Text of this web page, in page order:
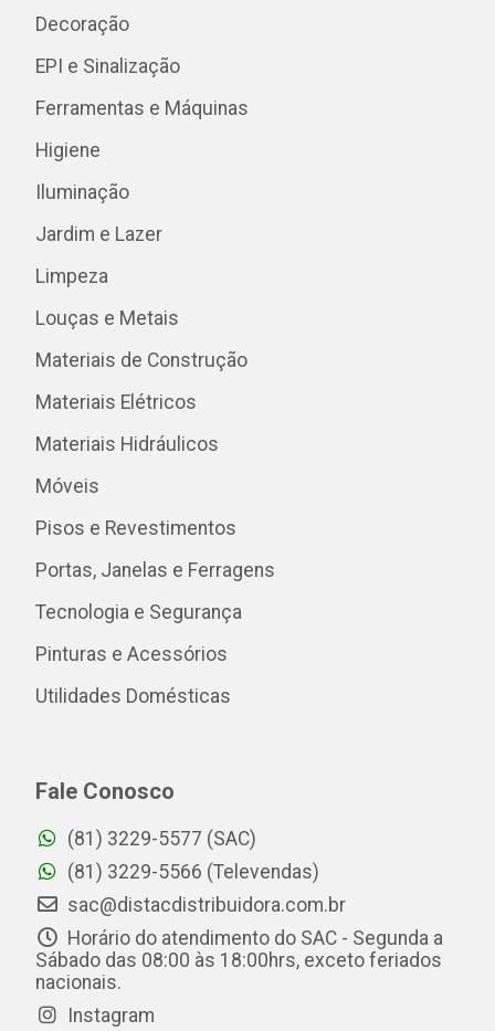
Decoração
EPI e Sinalização
Ferramentas e Máquinas
Higiene
Iluminação
Jardim e Lazer
Limpeza
Louças e Metais
Materiais de Construção
Materiais Elétricos
Materiais Hidráulicos
Móveis
Pisos e Revestimentos
Portas, Janelas e Ferragens
Tecnologia e Segurança
Pinturas e Acessórios
Utilidades Domésticas
Fale Conosco
(81) 3229-5577 (SAC)
(81) 3229-5566 (Televendas)
sac@distacdistribuidora.com.br
Horário do atendimento do SAC - Segunda a
Sábado das 08:00 às 18:00hrs, exceto feriados
nacionais.
Instagram